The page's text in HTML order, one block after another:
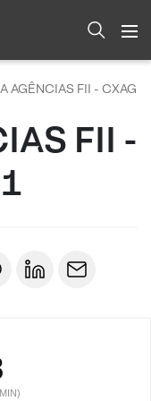
AGÊNCIAS FII - CXAG11
FII -